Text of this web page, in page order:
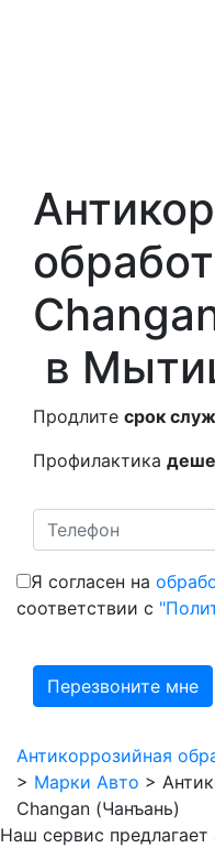
в
Продлите срок
Профилактика
Я согласен на
соответствии с
Антикоррозийная
> Марки Авто >
Changan (Чанъань)
Наш сервис предлагает